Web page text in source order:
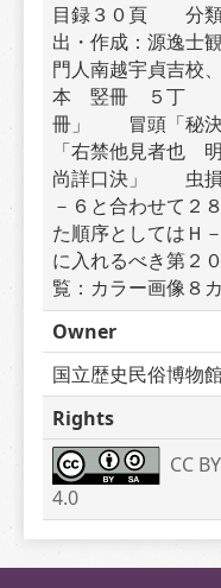
目録３０頁　　分
出・作成：源逸士
門人南越宇貞吉校
本　竪冊　５丁　
冊」　　冒頭「秘
「右禁他見者也
尚詳口決」　　虫
－６と合わせて２
た順序としてはＨ
に入れるべき第２
覧：カラー画像８
Owner
国立歴史民俗博物
Rights
CC
4.0